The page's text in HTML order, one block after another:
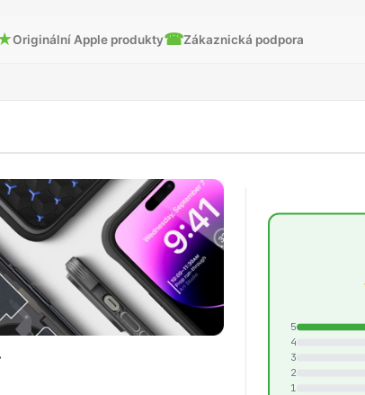
Originální Apple produkty☎Zákaznická podpora
5
4
3
2
1